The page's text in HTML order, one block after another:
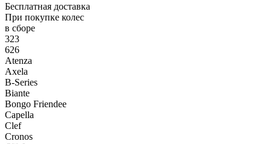
Бесплатная доставка
При покупке колес
в сборе
323
626
Atenza
Axela
B-Series
Biante
Bongo Friendee
Capella
Clef
Cronos